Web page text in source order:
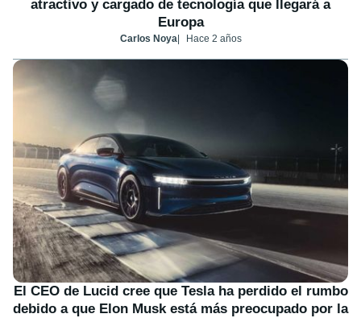
atractivo y cargado de tecnología que llegará a
Europa
Carlos Noya Hace 2 años
El CEO de Lucid cree que Tesla ha perdido el rumbo
debido a que Elon Musk está más preocupado por la